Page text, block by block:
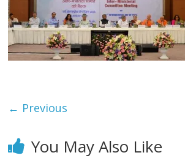
← Previous
You May Also Like